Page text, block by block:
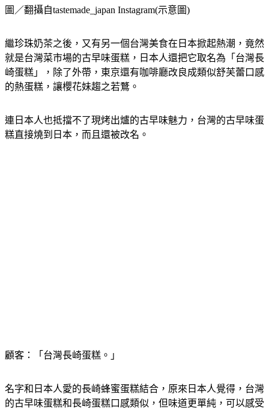
圖／翻攝自tastemade_japan Instagram(示意圖)
繼珍珠奶茶之後，又有另一個台灣美食在日本掀起熱潮，竟然
就是台灣菜市場的古早味蛋糕，日本人還把它取名為「台灣長
崎蛋糕」，除了外帶，東京還有咖啡廳改良成類似舒芙蕾口感
的熱蛋糕，讓櫻花妹趨之若鶩。
連日本人也抵擋不了現烤出爐的古早味魅力，台灣的古早味蛋
糕直接燒到日本，而且還被改名。
顧客：「台灣長崎蛋糕。」
名字和日本人愛的長崎蜂蜜蛋糕結合，原來日本人覺得，台灣
的古早味蛋糕和長崎蛋糕口感類似，但味道更單純，可以感受